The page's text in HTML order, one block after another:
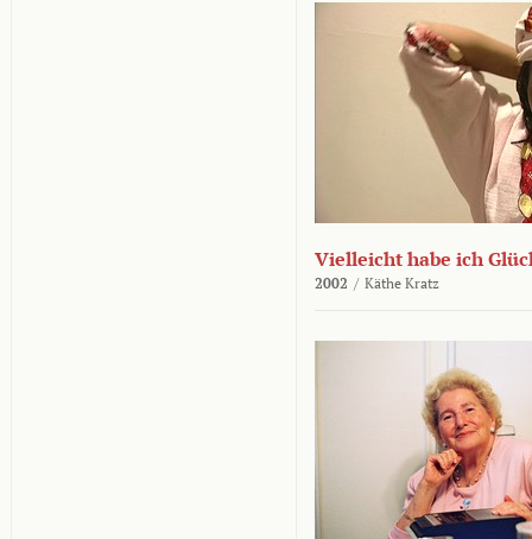
Vielleicht habe ich
2002 / Käthe Kratz